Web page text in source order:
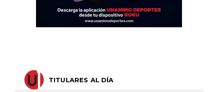
TITULARES AL DÍA